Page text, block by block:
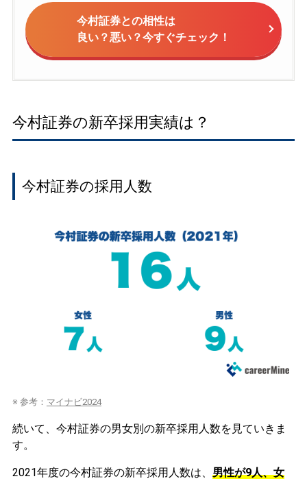
今村証券との相性は
良い？悪い？今すぐチェック！
今村証券の新卒採用実績は？
今村証券の採用人数
※ 参考： マイナビ2024
続いて、今村証券の男女別の新卒採用人数を見ていきま
す。
2021年度の今村証券の新卒採用人数は、 男性が9人、女